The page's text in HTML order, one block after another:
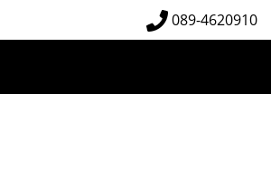
089-4620910